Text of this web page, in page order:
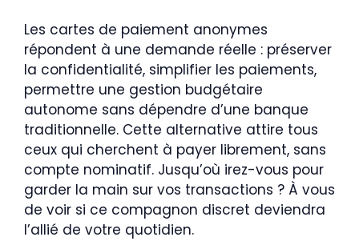
Les cartes de paiement anonymes
répondent à une demande réelle : préserver
la confidentialité, simplifier les paiements,
permettre une gestion budgétaire
autonome sans dépendre d’une banque
traditionnelle. Cette alternative attire tous
ceux qui cherchent à payer librement, sans
compte nominatif. Jusqu’où irez-vous pour
garder la main sur vos transactions ? À vous
de voir si ce compagnon discret deviendra
l’allié de votre quotidien.